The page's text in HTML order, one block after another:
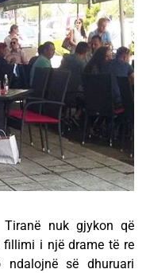
Tiranë nuk gjykon që
i një drame të re
ndalojnë së dhuruari